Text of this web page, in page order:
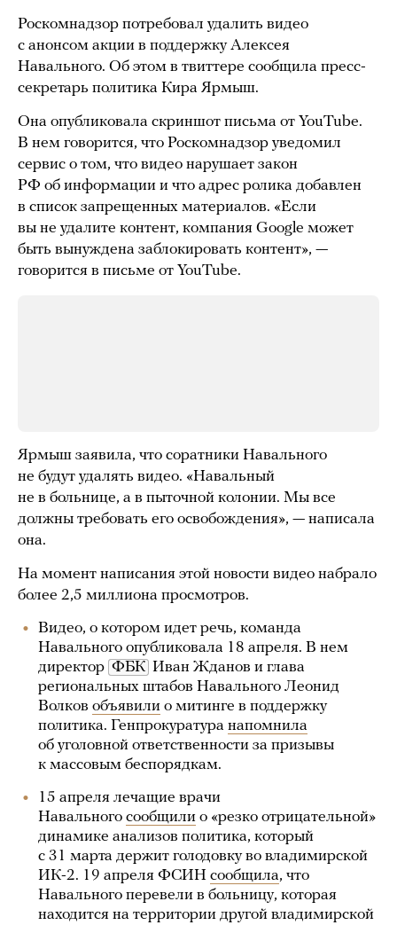
Роскомнадзор потребовал удалить видео
с анонсом акции в поддержку Алексея
Навального. Об этом в твиттере сообщила пресс-
секретарь политика Кира Ярмыш.
Она опубликовала скриншот письма от YouTube.
В нем говорится, что Роскомнадзор уведомил
сервис о том, что видео нарушает закон
РФ об информации и что адрес ролика добавлен
в список запрещенных материалов. «Если
вы не удалите контент, компания Google может
быть вынуждена заблокировать контент», —
говорится в письме от YouTube.
Ярмыш заявила, что соратники Навального
не будут удалять видео. «Навальный
не в больнице, а в пыточной колонии. Мы все
должны требовать его освобождения», — написала
она.
На момент написания этой новости видео набрало
более 2,5 миллиона просмотров.
Видео, о котором идет речь, команда
Навального опубликовала 18 апреля. В нем
директор ФБК Иван Жданов и глава
региональных штабов Навального Леонид
Волков объявили о митинге в поддержку
политика. Генпрокуратура напомнила
об уголовной ответственности за призывы
к массовым беспорядкам.
15 апреля лечащие врачи
Навального сообщили о «резко отрицательной»
динамике анализов политика, который
с 31 марта держит голодовку во владимирской
ИК-2. 19 апреля ФСИН сообщила, что
Навального перевели в больницу, которая
находится на территории другой владимирской